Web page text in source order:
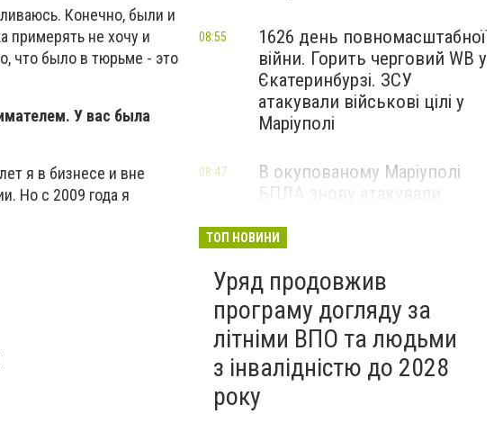
Конечно, были и
примерять не хочу и
что было в тюрьме - это
У вас была
я в бизнесе и вне
Но с 2009 года я
1626 день повномасштабної
війни. Горить черговий WB у
Єкатеринбурзі. ЗСУ
атакували військові цілі у
Маріуполі
08:55
В окупованому Маріуполі
БПЛА знову атакували
— ВІДЕО
08:47
ТОП НОВИНИ
Уряд продовжив
програму догляду за
літніми ВПО та людьми
з інвалідністю до 2028
року